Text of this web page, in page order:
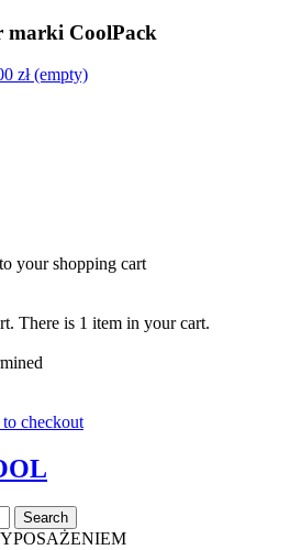
CoolPack
zł (empty)
your shopping cart
There is 1 item in your cart.
to checkout
Search